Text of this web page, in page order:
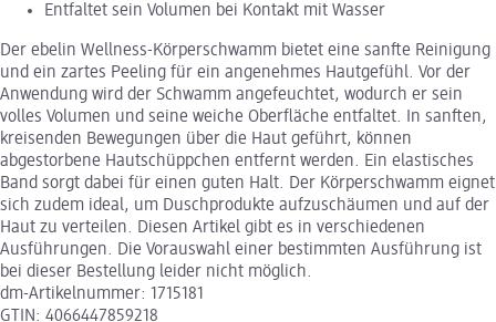
Entfaltet sein Volumen bei Kontakt mit Wasser
Der ebelin Wellness-Körperschwamm bietet eine sanfte Reinigung
und ein zartes Peeling für ein angenehmes Hautgefühl. Vor der
Anwendung wird der Schwamm angefeuchtet, wodurch er sein
volles Volumen und seine weiche Oberfläche entfaltet. In sanften,
kreisenden Bewegungen über die Haut geführt, können
abgestorbene Hautschüppchen entfernt werden. Ein elastisches
Band sorgt dabei für einen guten Halt. Der Körperschwamm eignet
sich zudem ideal, um Duschprodukte aufzuschäumen und auf der
Haut zu verteilen. Diesen Artikel gibt es in verschiedenen
Ausführungen. Die Vorauswahl einer bestimmten Ausführung ist
bei dieser Bestellung leider nicht möglich.
dm-Artikelnummer: 1715181
GTIN: 4066447859218